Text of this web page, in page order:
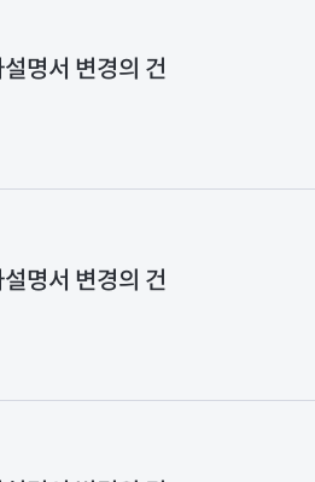
명서 변경의 건
명서 변경의 건